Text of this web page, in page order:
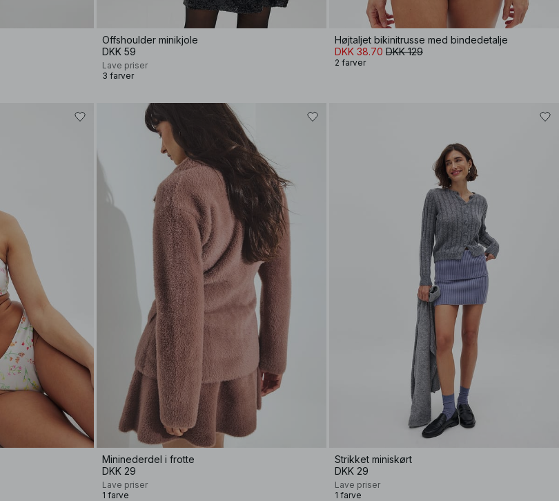
Offshoulder minikjole
DKK 59
Lave priser
3 farver
Højtaljet bikinitrusse med bindedetalje
DKK 38.70 DKK 129
2 farver
Mininederdel i frotte
DKK 29
Lave priser
1 farve
Strikket miniskørt
DKK 29
Lave priser
1 farve